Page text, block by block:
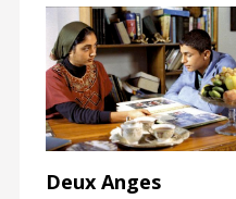
Deux Anges